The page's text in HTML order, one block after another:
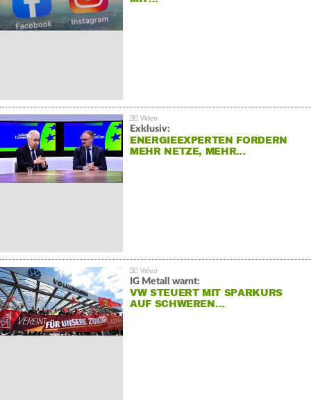
Exklusiv:
ENERGIEEXPERTEN FORDERN
MEHR NETZE, MEHR…
IG Metall warnt:
VW STEUERT MIT SPARKURS
AUF SCHWEREN…